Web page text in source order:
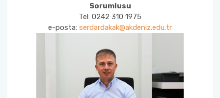
Sorumlusu
Tel: 0242 310 1975
e-posta: serdardakak@akdeniz.edu.tr